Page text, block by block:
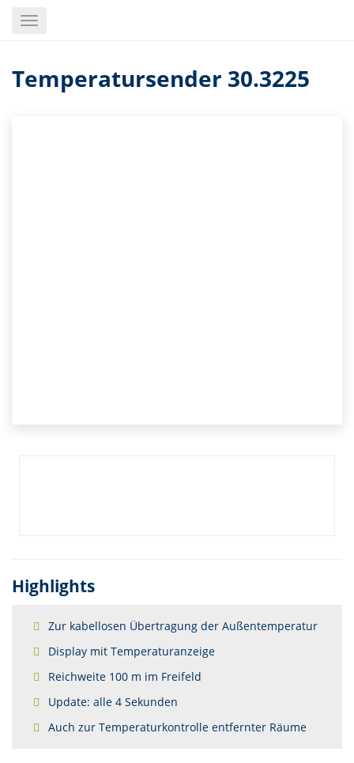
Toggle
Temperatursender 30.3225
Highlights
Zur kabellosen Übertragung der Außentemperatur
Display mit Temperaturanzeige
Reichweite 100 m im Freifeld
Update: alle 4 Sekunden
Auch zur Temperaturkontrolle entfernter Räume